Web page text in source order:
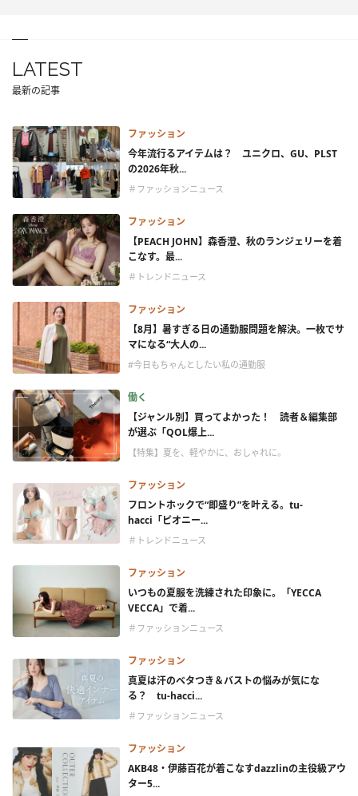
LATEST
最新の記事
ファッション
今年流行るアイテムは？ ユニクロ、GU、PLST
の2026年秋...
＃ファッションニュース
ファッション
【PEACH JOHN】森香澄、秋のランジェリーを着
こなす。最...
＃トレンドニュース
ファッション
【8月】暑すぎる日の通勤服問題を解決。一枚でサ
マになる“大人の...
#今日もちゃんとしたい私の通勤服
働く
【ジャンル別】買ってよかった！ 読者＆編集部
が選ぶ「QOL爆上...
【特集】夏を、軽やかに、おしゃれに。
ファッション
フロントホックで“即盛り”を叶える。tu-
hacci「ピオニー...
＃トレンドニュース
ファッション
いつもの夏服を洗練された印象に。「YECCA
VECCA」で着...
＃ファッションニュース
ファッション
真夏は汗のベタつき＆バストの悩みが気にな
る？ tu-hacci...
＃ファッションニュース
ファッション
AKB48・伊藤百花が着こなすdazzlinの主役級アウ
ター5...